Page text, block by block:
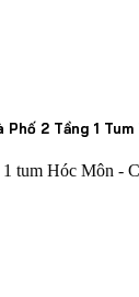
Phố 2 Tầng 1